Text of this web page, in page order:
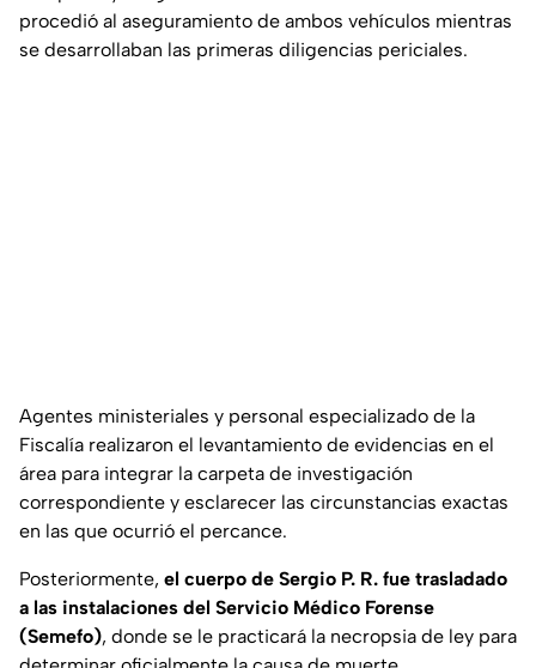
procedió al aseguramiento de ambos vehículos mientras
se desarrollaban las primeras diligencias periciales.
Agentes ministeriales y personal especializado de la
Fiscalía realizaron el levantamiento de evidencias en el
área para integrar la carpeta de investigación
correspondiente y esclarecer las circunstancias exactas
en las que ocurrió el percance.
Posteriormente, el cuerpo de Sergio P. R. fue trasladado
a las instalaciones del Servicio Médico Forense
(Semefo), donde se le practicará la necropsia de ley para